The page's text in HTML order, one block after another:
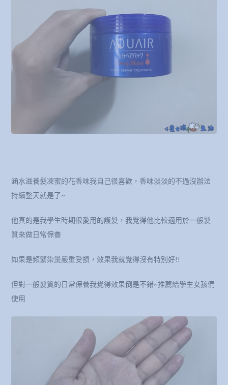
涵水滋養髮凍蜜的花香味我自己很喜歡，香味淡淡的不過沒辦法
持續整天就是了~
他真的是我學生時期很愛用的護髮，我覺得他比較適用於一般髮
質來做日常保養
如果是頻繁染燙嚴重受損，效果我就覺得沒有特別好!!
但對一般髮質的日常保養我覺得效果倒是不錯~推薦給學生女孩們
使用